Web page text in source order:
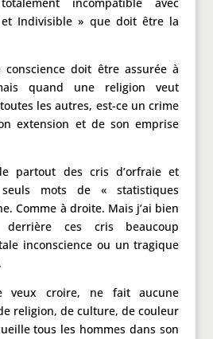
Indivisible » que doit être la
doit être assurée à
quand une religion veut
les autres, est-ce un crime
extension et de son emprise
de partout des cris d’orfraie et
seuls mots de « statistiques
Comme à droite. Mais j’ai bien
ces cris beaucoup
inconscience ou un tragique
veux croire, ne fait aucune
religion, de culture, de couleur
tous les hommes dans son